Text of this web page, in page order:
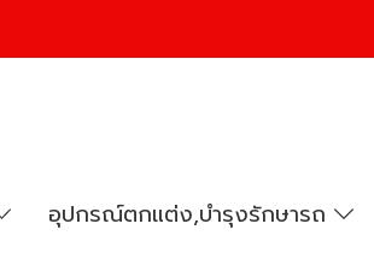
อุปกรณ์ตกแต่ง,บำรุงรักษารถ